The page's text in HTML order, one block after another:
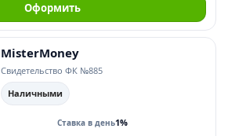
Оформить
MisterMoney
Свидетельство ФК №885
Наличными
Ставка в день1%